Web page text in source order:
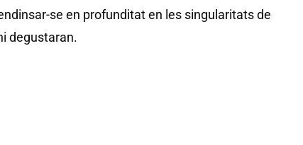
se en profunditat en les singularitats de
degustaran.